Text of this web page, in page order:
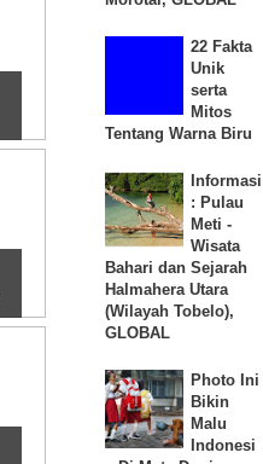
22 Fakta
Unik
serta
Mitos
Tentang Warna Biru
Informasi
: Pulau
Meti -
Wisata
Bahari dan Sejarah
Halmahera Utara
(Wilayah Tobelo),
GLOBAL
Photo Ini
Bikin
Malu
Indonesi